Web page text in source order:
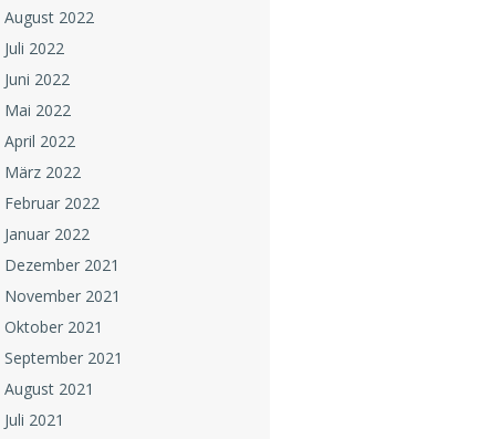
August 2022
Juli 2022
Juni 2022
Mai 2022
April 2022
März 2022
Februar 2022
Januar 2022
Dezember 2021
November 2021
Oktober 2021
September 2021
August 2021
Juli 2021